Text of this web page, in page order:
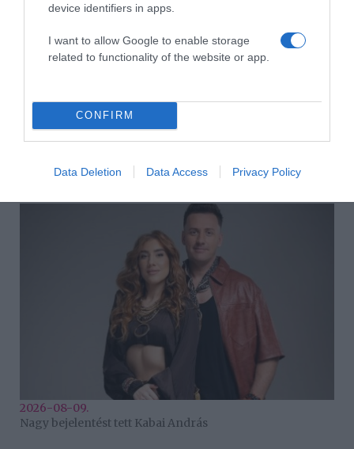
device identifiers in apps.
I want to allow Google to enable storage
related to functionality of the website or app.
CONFIRM
Data Deletion Data Access Privacy Policy
2026-08-09.
2026-08-09.
Nagy bejelentést tett Kabai András